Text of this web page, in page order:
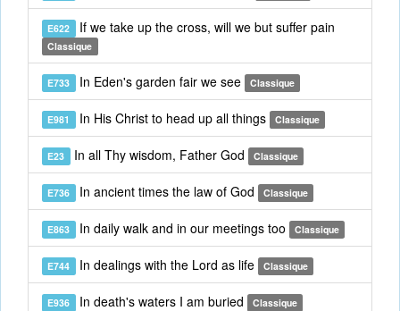
E622 If we take up the cross, will we but suffer pain
Classique
E733 In Eden's garden fair we see Classique
E981 In His Christ to head up all things Classique
E23 In all Thy wisdom, Father God Classique
E736 In ancient times the law of God Classique
E863 In daily walk and in our meetings too Classique
E744 In dealings with the Lord as life Classique
E936 In death's waters I am buried Classique